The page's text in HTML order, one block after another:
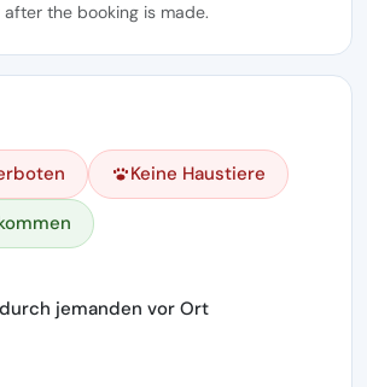
the booking is made.
Keine Haustiere
jemanden vor Ort